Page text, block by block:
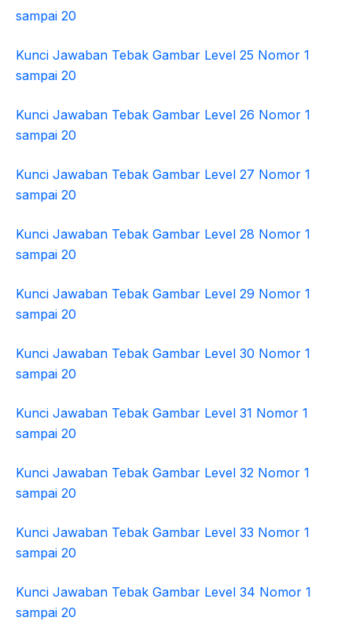
sampai 20
Kunci Jawaban Tebak Gambar Level 25 Nomor 1
sampai 20
Kunci Jawaban Tebak Gambar Level 26 Nomor 1
sampai 20
Kunci Jawaban Tebak Gambar Level 27 Nomor 1
sampai 20
Kunci Jawaban Tebak Gambar Level 28 Nomor 1
sampai 20
Kunci Jawaban Tebak Gambar Level 29 Nomor 1
sampai 20
Kunci Jawaban Tebak Gambar Level 30 Nomor 1
sampai 20
Kunci Jawaban Tebak Gambar Level 31 Nomor 1
sampai 20
Kunci Jawaban Tebak Gambar Level 32 Nomor 1
sampai 20
Kunci Jawaban Tebak Gambar Level 33 Nomor 1
sampai 20
Kunci Jawaban Tebak Gambar Level 34 Nomor 1
sampai 20